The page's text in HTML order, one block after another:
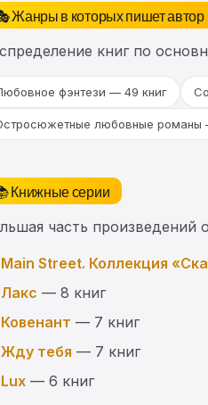
Жанры в которых пишет автор
книг по
фэнтези — 49 книг
любовные романы
Книжные серии
часть
Main Street. Коллекция
Лакс — 8 книг
Ковенант — 7 книг
Жду тебя — 7 книг
Lux — 6 книг